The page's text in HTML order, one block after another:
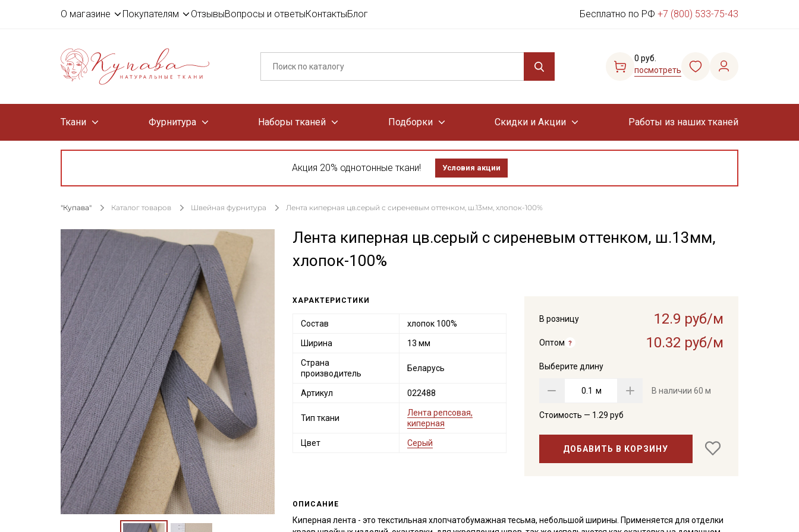
О магазине Покупателям ОтзывыВопросы и ответыКонтактыБлог Бесплатно по РФ +7 (800) 533-75-43
0 руб.
посмотреть
Ткани Фурнитура Наборы тканей Подборки Скидки и Акции Работы из наших тканей
Акция 20% однотонные ткани! Условия акции
"Купава" Каталог товаров Швейная фурнитура Лента киперная цв.серый с сиреневым оттенком, ш.13мм, хлопок-100%
Лента киперная цв.серый с сиреневым оттенком, ш.13мм,
хлопок-100%
В розницу 12.9 руб/м
Оптом 10.32 руб/м
Выберите длину
м В наличии 60 м
Стоимость — 1.29 руб
ДОБАВИТЬ В КОРЗИНУ
ХАРАКТЕРИСТИКИ
Состав хлопок 100%
Ширина 13 мм
Страна
производитель
Беларусь
Артикул 022488
Тип ткани
Лента репсовая,
киперная
Цвет Серый
ОПИСАНИЕ
Киперная лента - это текстильная хлопчатобумажная тесьма, небольшой ширины. Применяется для отделки